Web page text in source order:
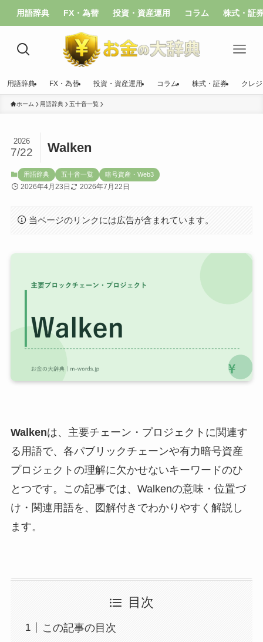
用語辞典 FX・為替 投資・資産運用 コラム 株式・証
用語辞典 FX・為替 投資・資産運用 コラム 株式・証券 クレ
ホーム 用語辞典 五十音一覧
Walken
2026
7/22
用語辞典 五十音一覧 暗号資産・Web3
2026年4月23日 2026年7月22日
当ページのリンクには広告が含まれています。
Walkenは、主要チェーン・プロジェクトに関連す
る用語で、各パブリックチェーンや有力暗号資産
プロジェクトの理解に欠かせないキーワードのひ
とつです。この記事では、Walkenの意味・位置づ
け・関連用語を、図解付きでわかりやすく解説し
ます。
目次
この記事の目次